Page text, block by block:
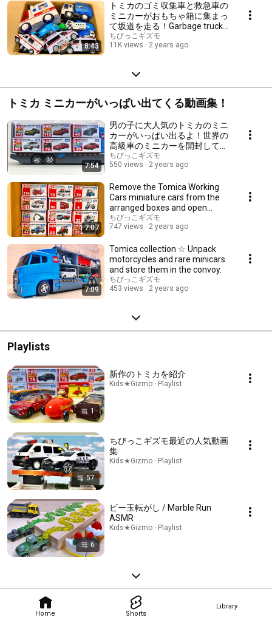
Home Shorts
Library
8:43
トミカのゴミ収集車と救急車の
ミニカーがおもちゃ箱に集まっ
て坂道を走る！Garbage truck
toy and ambulance mini car!
ちびっこギズモ
11K views
2 years ago
トミカ ミニカーがいっぱい出てくる動画集！
7:54
男の子に大人気のトミカのミニ
カーがいっぱい出るよ！世界の
高級車のミニカーを開封してコ
ンボイへ収納。Tomica
minicars are very popular with
ちびっこギズモ
550 views
2 years ago
7:07
Remove the Tomica Working
Cars miniature cars from the
arranged boxes and open
them.
ちびっこギズモ
747 views
2 years ago
7:09
Tomica collection ☆ Unpack
motorcycles and rare minicars
and store them in the convoy.
ちびっこギズモ
453 views
2 years ago
Playlists
1
新作のトミカを紹介
Kids★Gizmo · Playlist
57
ちびっこギズモ最近の人気動画
集
Kids★Gizmo · Playlist
6
ビー玉転がし / Marble Run
ASMR
Kids★Gizmo · Playlist